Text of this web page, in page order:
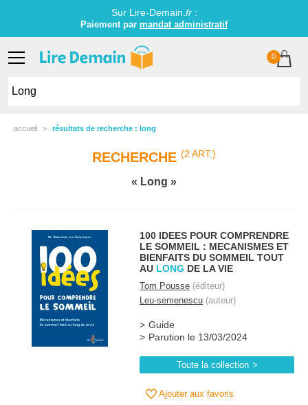
Sur Lire-Demain. fr:
Paiement par mandat administratif
0
accueil résultats de recherche : long
RECHERCHE (2 ART.)
Long
100 IDEES POUR COMPRENDRE
LE SOMMEIL : MECANISMES ET
BIENFAITS DU SOMMEIL TOUT
AU LONG DE LA VIE
Tom Pousse (éditeur)
Leu-semenescu (auteur)
Guide
Parution le 13/03/2024
Toute la collection
Ajouter aux favoris